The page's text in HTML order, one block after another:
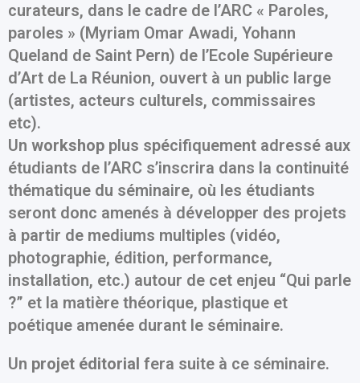
curateurs, dans le cadre de l’ARC « Paroles,
paroles » (Myriam Omar Awadi, Yohann
Queland de Saint Pern) de l’Ecole Supérieure
d’Art de La Réunion, ouvert à un public large
(artistes, acteurs culturels, commissaires
etc).
Un workshop plus spécifiquement adressé aux
étudiants de l’ARC s’inscrira dans la continuité
thématique du séminaire, où les étudiants
seront donc amenés à développer des projets
à partir de mediums multiples (vidéo,
photographie, édition, performance,
installation, etc.) autour de cet enjeu “Qui parle
?” et la matière théorique, plastique et
poétique amenée durant le séminaire.
Un projet éditorial fera suite à ce séminaire.